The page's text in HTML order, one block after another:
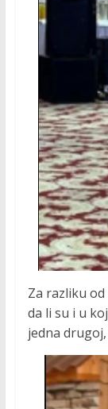
Za razliku
da li su i u
jedna